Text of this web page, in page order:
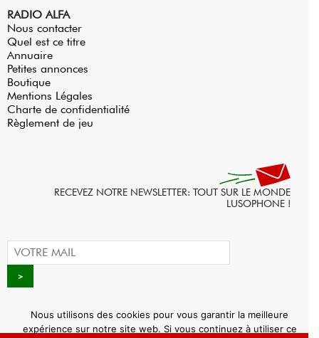
RADIO ALFA
Nous contacter
Quel est ce titre
Annuaire
Petites annonces
Boutique
Mentions Légales
Charte de confidentialité
Règlement de jeu
RECEVEZ NOTRE NEWSLETTER: TOUT SUR LE MONDE
LUSOPHONE !
Nous utilisons des cookies pour vous garantir la meilleure
expérience sur notre site web. Si vous continuez à utiliser ce